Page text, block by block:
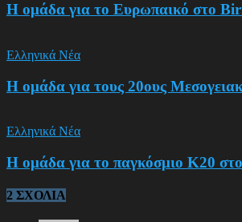
Η ομάδα για το Ευρωπαικό στο
Ελληνικά Νέα
Η ομάδα για τους 20ους
Ελληνικά Νέα
Η ομάδα για το παγκόσμιο Κ20
2 ΣΧΟΛΙΑ